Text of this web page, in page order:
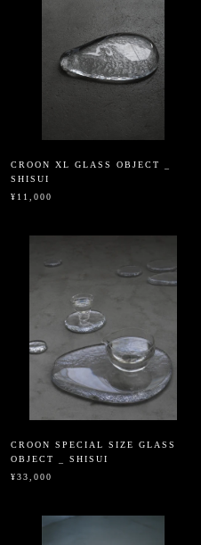
CROON XL GLASS OBJECT _
SHISUI
¥11,000
CROON SPECIAL SIZE GLASS
OBJECT _ SHISUI
¥33,000